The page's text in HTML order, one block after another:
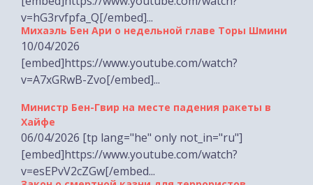
Михаэль Бен Ари о недельной главе Торы Шмини
10/04/2026
[embed]https://www.youtube.com/watch?
v=A7xGRwB-Zvo[/embed]...
Министр Бен-Гвир на месте падения ракеты в
06/04/2026 [tp lang="he" only not_in="ru"]
[embed]https://www.youtube.com/watch?
v=esEPvV2cZGw[/embed...
Закон о смертной казни для террористов
29/03/2026 [tp lang="he" only not_in="ru"]